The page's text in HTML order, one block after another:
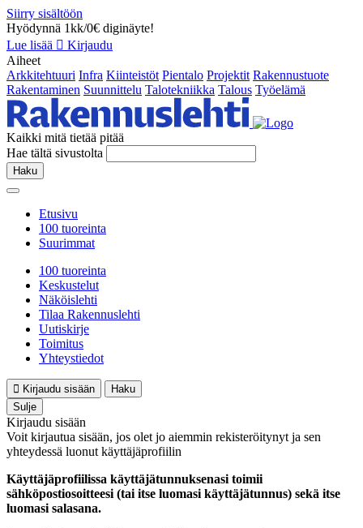
Siirry sisältöön
Hyödynnä 1kk/0€ diginäyte!
Lue lisää
Kirjaudu
Aiheet
Arkkitehtuuri Infra Kiinteistöt Pientalo Projektit Rakennustuote
Rakentaminen Suunnittelu Talotekniikka Talous Työelämä
Kaikki mitä tietää pitää
Hae tältä sivustolta
Haku
Etusivu
100 tuoreinta
Suurimmat
100 tuoreinta
Keskustelut
Näköislehti
Tilaa Rakennuslehti
Uutiskirje
Toimitus
Yhteystiedot
Kirjaudu sisään
Haku
Sulje
Kirjaudu sisään
Voit kirjautua sisään, jos olet jo aiemmin rekisteröitynyt ja sen
yhteydessä luonut käyttäjäprofiilin
Käyttäjäprofiilissa käyttäjätunnuksenasi toimii
sähköpostiosoitteesi (tai itse luomasi käyttäjätunnus) sekä itse
luomasi salasana.